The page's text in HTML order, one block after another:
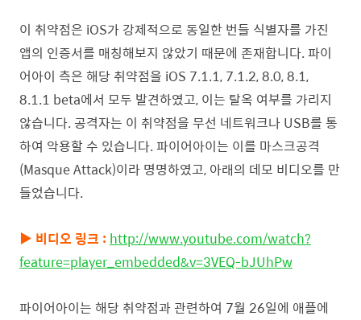
이 취약점은 iOS가 강제적으로 동일한 번들 식별자를 가진
앱의 인증서를 매칭해보지 않았기 때문에 존재합니다. 파이
어아이 측은 해당 취약점을 iOS 7.1.1, 7.1.2, 8.0, 8.1,
8.1.1 beta에서 모두 발견하였고, 이는 탈옥 여부를 가리지
않습니다. 공격자는 이 취약점을 무선 네트워크나 USB를 통
하여 악용할 수 있습니다. 파이어아이는 이를 마스크공격
(Masque Attack)이라 명명하였고, 아래의 데모 비디오를 만
들었습니다.
▶ 비디오 링크 : http://www.youtube.com/watch?
feature=player_embedded&v=3VEQ-bJUhPw
파이어아이는 해당 취약점과 관련하여 7월 26일에 애플에